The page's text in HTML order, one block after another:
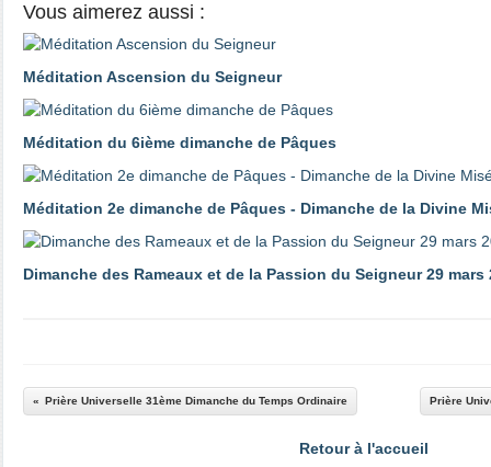
Vous aimerez aussi :
Méditation Ascension du Seigneur
Méditation du 6ième dimanche de Pâques
Méditation 2e dimanche de Pâques - Dimanche de la Divine
Dimanche des Rameaux et de la Passion du Seigneur 29 mars
Prière Universelle 31ème Dimanche du Temps Ordinaire Prière
Retour à l'accueil